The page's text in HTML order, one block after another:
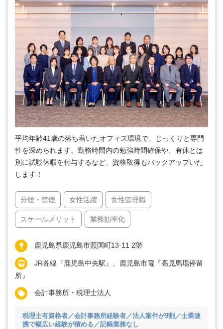
平均年齢41歳の落ち着いたオフィス環境で、じっくりと専門
性を深められます。勤務時間内の勉強時間確保や、有休とは
別に試験休暇を付与するなど、資格取得もバックアップいた
します！
分煙・禁煙 女性活躍 女性管理職
スケールメリット 業務効率化
鹿児島県鹿児島市照国町13-11 2階
JR各線『鹿児島中央駅』、鹿児島市電『高見馬場停留
所』
会計事務所・税理士法人
税理士有資格者／会計事務所経験者／法人案件が9割／士業連
携で幅広い経験が積める／記帳業務なし